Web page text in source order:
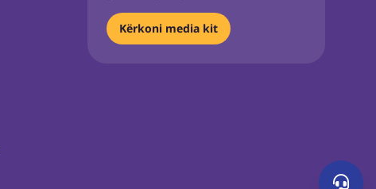
Kërkoni media kit